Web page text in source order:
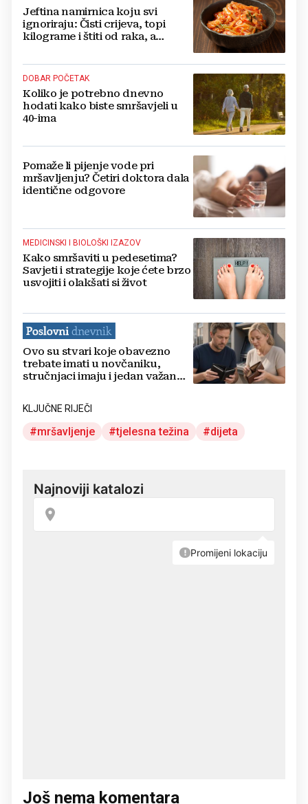
Jeftina namirnica koju svi
ignoriraju: Čisti crijeva, topi
kilograme i štiti od raka, a
dnevno
DOBAR POČETAK
Koliko je potrebno dnevno
hodati kako biste smršavjeli u
40-ima
Pomaže li pijenje vode pri
mršavljenju? Četiri doktora dala
identične odgovore
MEDICINSKI I BIOLOŠKI IZAZOV
Kako smršaviti u pedesetima?
Savjeti i strategije koje ćete brzo
usvojiti i olakšati si život
Ovo su stvari koje obavezno
trebate imati u novčaniku,
stručnjaci imaju i jedan važan
KLJUČNE RIJEČI
mršavljenje tjelesna težina dijeta
Još nema komentara